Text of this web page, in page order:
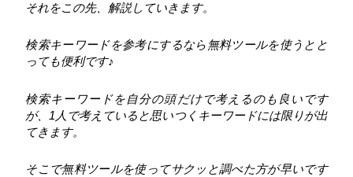
それをこの先、解説していきます。
検索キーワードを参考にするなら無料ツールを使うとと
っても便利です♪
検索キーワードを自分の頭だけで考えるのも良いです
が、1人で考えていると思いつくキーワードには限りが出
てきます。
そこで無料ツールを使ってサクッと調べた方が早いです